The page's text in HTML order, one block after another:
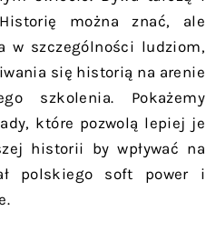
można znać, ale
w szczególności ludziom,
się historią na arenie
szkolenia. Pokażemy
które pozwolą lepiej je
historii by wpływać na
polskiego soft power i